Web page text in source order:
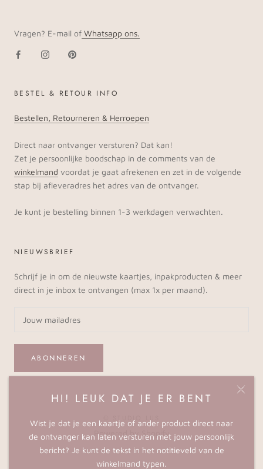
HI! LEUK DAT JE ER BENT
Wist je dat je een kaartje of ander product direct naar
de ontvanger kan laten versturen met jouw persoonlijk
bericht? Je kunt de tekst in het notitieveld van de
winkelmand typen.
Vragen? E-mail of Whatsapp ons.
BESTEL & RETOUR INFO
Bestellen, Retourneren & Herroepen
Direct naar ontvanger versturen? Dat kan!
Zet je persoonlijke boodschap in de comments van de
winkelmand voordat je gaat afrekenen en zet in de volgende
stap bij afleveradres het adres van de ontvanger.
Je kunt je bestelling binnen 1-3 werkdagen verwachten.
NIEUWSBRIEF
Schrijf je in om de nieuwste kaartjes, inpakproducten & meer
direct in je inbox te ontvangen (max 1x per maand).
ABONNEREN
Powered by Shopify